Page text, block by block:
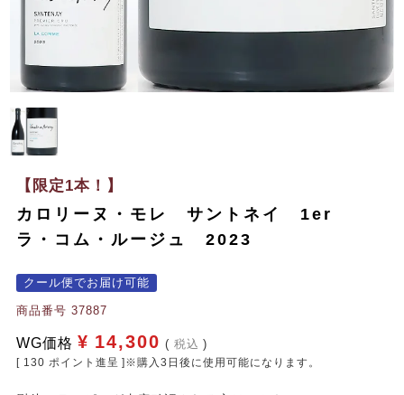
【限定1本！】
カロリーヌ・モレ サントネイ 1er
ラ・コム・ルージュ 2023
クール便でお届け可能
商品番号 37887
WG価格 ¥ 14,300 税込
[ 130 ポイント進呈 ]※購入3日後に使用可能になります。